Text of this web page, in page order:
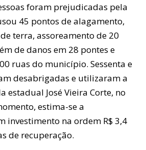
foram prejudicadas pela
45 pontos de alagamento,
terra, assoreamento de 20
de danos em 28 pontes e
ruas do município. Sessenta e
desabrigadas e utilizaram a
estadual José Vieira Corte, no
estima-se a
investimento na ordem R$ 3,4
de recuperação.